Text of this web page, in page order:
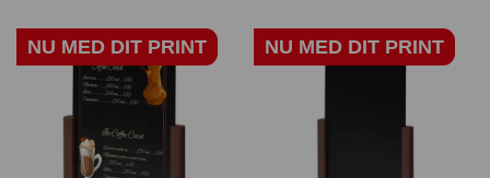
NU MED DIT PRINT NU MED DIT PRINT